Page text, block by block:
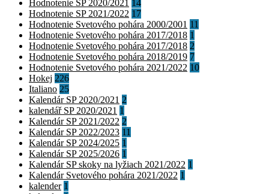
Hodnotenie SP 2020/2021 14
Hodnotenie SP 2021/2022 17
Hodnotenie Svetového pohára 2000/2001 11
Hodnotenie Svetového pohára 2017/2018 1
Hodnotenie Svetového pohára 2017/2018 2
Hodnotenie Svetového pohára 2018/2019 7
Hodnotenie Svetového pohára 2021/2022 10
Hokej 226
Italiano 25
Kalendár SP 2020/2021 2
kalendář SP 2020/2021 1
Kalendár SP 2021/2022 2
Kalendár SP 2022/2023 11
Kalendár SP 2024/2025 1
Kalendár SP 2025/2026 1
Kalendár SP skoky na lyžiach 2021/2022 1
Kalendár Svetového pohára 2021/2022 1
kalender 1